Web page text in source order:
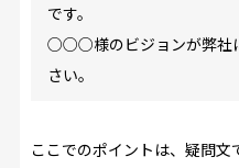
です。
○○○様のビジョンが弊社
さい。
ここでのポイントは、疑問